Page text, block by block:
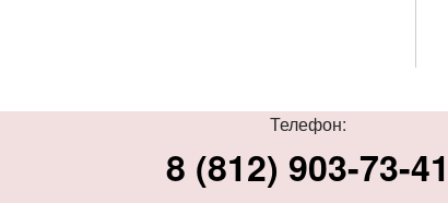
Телефон:
8 (812) 903-73-41